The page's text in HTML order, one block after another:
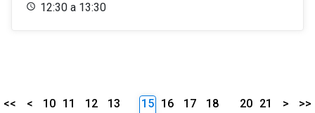
12:30 a 13:30
<< < 10 11 12
13
15 16 17
18
20 21 > >>